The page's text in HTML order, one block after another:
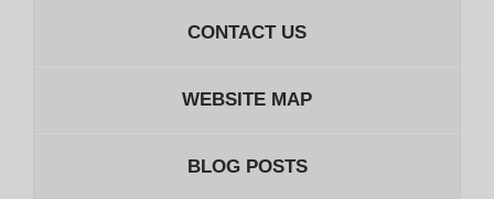
CONTACT US
WEBSITE MAP
BLOG POSTS